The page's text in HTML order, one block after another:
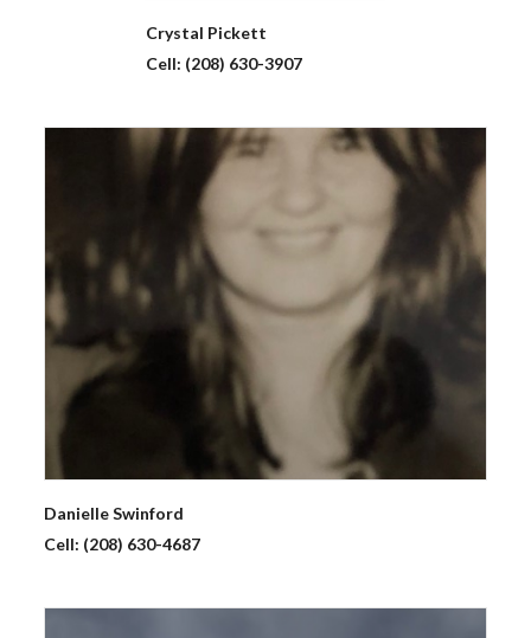
Crystal Pickett
Cell: (208) 630-3907
DanielleSwinford
Cell: (208) 630-4687